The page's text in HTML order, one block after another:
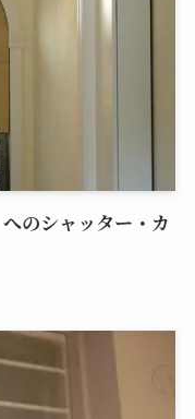
のシャッター・カ